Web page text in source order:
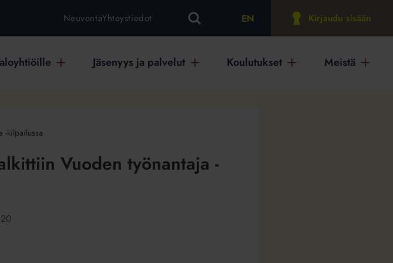
NeuvontaYhteystiedot EN Kirjaudu sisään
Jäsenyys ja palvelut Koulutukset Meistä
-kilpailussa
Vuoden työnantaja -